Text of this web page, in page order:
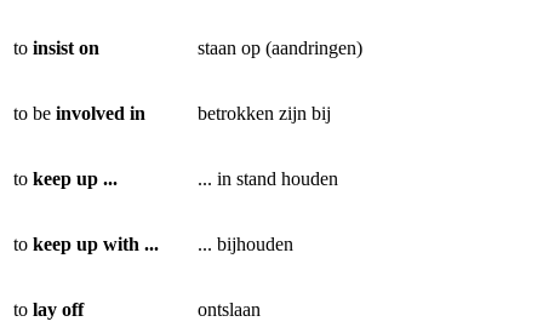
to insist on staan op (aandringen)
to be involved in betrokken zijn bij
to keep up ... ... in stand houden
to keep up with ... ... bijhouden
to lay off ontslaan